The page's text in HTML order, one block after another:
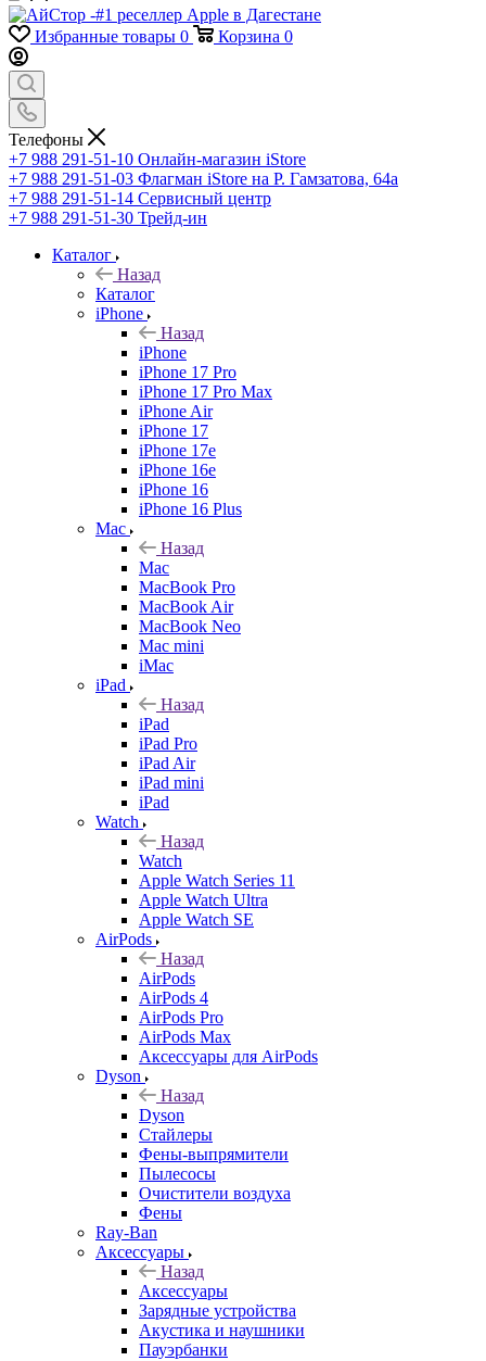
Избранные товары 0 Корзина 0
Телефоны
+7 988 291-51-10 Онлайн-магазин iStore
+7 988 291-51-03 Флагман iStore на Р. Гамзатова, 64а
+7 988 291-51-14 Сервисный центр
+7 988 291-51-30 Трейд-ин
Каталог
Назад
Каталог
iPhone
Назад
iPhone
iPhone 17 Pro
iPhone 17 Pro Max
iPhone Air
iPhone 17
iPhone 17e
iPhone 16e
iPhone 16
iPhone 16 Plus
Mac
Назад
Mac
MacBook Pro
MacBook Air
MacBook Neo
Mac mini
iMac
iPad
Назад
iPad
iPad Pro
iPad Air
iPad mini
iPad
Watch
Назад
Watch
Apple Watch Series 11
Apple Watch Ultra
Apple Watch SE
AirPods
Назад
AirPods
AirPods 4
AirPods Pro
AirPods Max
Аксессуары для AirPods
Dyson
Назад
Dyson
Стайлеры
Фены-выпрямители
Пылесосы
Очистители воздуха
Фены
Ray-Ban
Аксессуары
Назад
Аксессуары
Зарядные устройства
Акустика и наушники
Пауэрбанки